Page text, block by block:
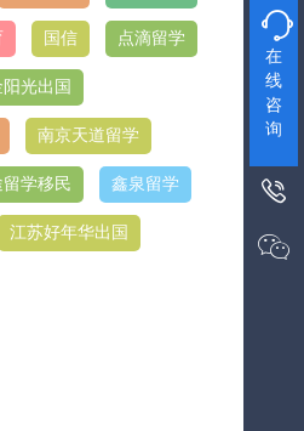
国信 点滴留学
阳光出国
南京天道留学
学移民 鑫泉留学
江苏好年华出国

在
线
咨
询

